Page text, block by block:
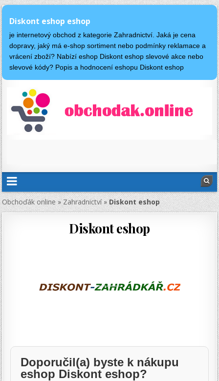
Diskont eshop eshop
je internetový obchod z kategorie Zahradnictví. Jaká je cena
dopravy, jaký má e-shop sortiment nebo podmínky reklamace a
vrácení zboží? Nabízí eshop Diskont eshop slevové akce nebo
slevové kódy? Popis a hodnocení eshopu Diskont eshop
Obchoďák online»Zahradnictví»Diskont eshop
Diskont eshop
Doporučil(a) byste k nákupu
eshop Diskont eshop?